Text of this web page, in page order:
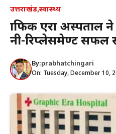
उत्तराखंड,स्वास्थ्य
ग्राफिक एरा अस्पताल
नी-रिप्लेसमेण्ट सफल
By:prabhatchingari
On: Tuesday, December 10,